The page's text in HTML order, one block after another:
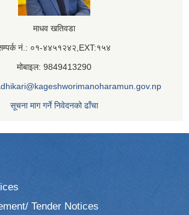
माधव खतिवडा
नं.: ०१-४४५१२४२,EXT:१५४
मोबाइल: 9849413290
सूचना माग गर्ने निवेदनको ढाँचा
Tender Notices